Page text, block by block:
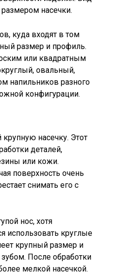
насечки.
куда входят в том
размер и профиль.
или квадратным
овальный,
напильников разного
конфигурации.
насечку. Этот
деталей,
или кожи.
поверхность очень
снимать его с
нос, хотя
использовать круглые
крупный размер и
После обработки
мелкой насечкой.